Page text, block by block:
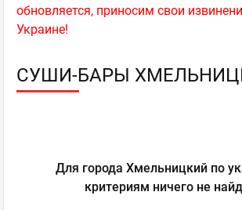
обновляется, приносим свои
Украине!
СУШИ-БАРЫ
Для города Хмельницкий по
критериям ничего не